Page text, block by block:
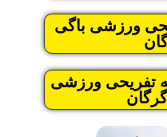
ورزشی باگی
تفریحی ورزشی